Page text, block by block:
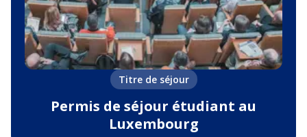
Titre de séjour
Permis de séjour étudiant au
Luxembourg